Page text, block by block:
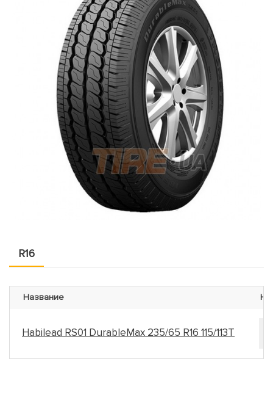
R16
Название
Habilead RS01 DurableMax 235/65 R16 115/113T